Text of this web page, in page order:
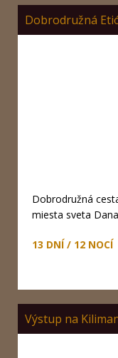
Dobrodružná
Dobrodružná
miesta sveta
13 DNÍ / 12 NOCÍ
Výstup na